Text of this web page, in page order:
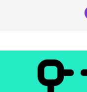
i aterrades